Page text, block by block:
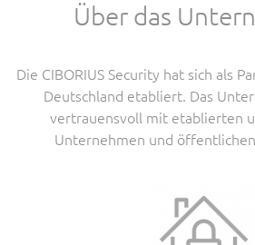
Über das
Die CIBORIUS Security hat sich als
Deutschland etabliert. Das
vertrauensvoll mit etablierten
Unternehmen und